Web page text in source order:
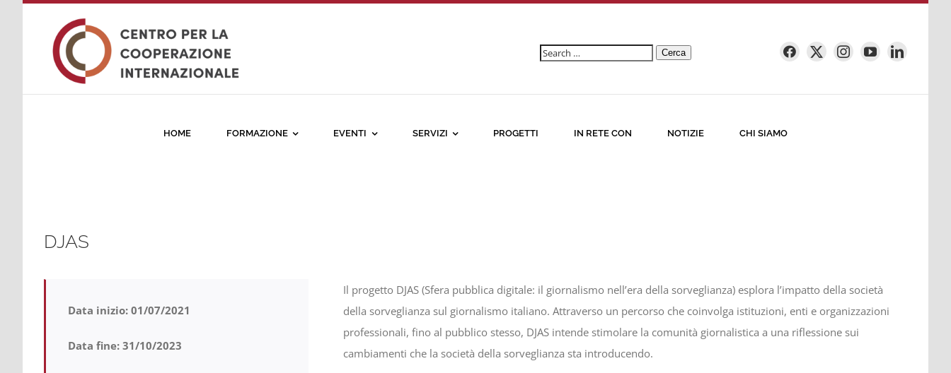
Ricerca
Cerca
HOME FORMAZIONE EVENTI SERVIZI PROGETTI IN RETE CON NOTIZIE CHI SIAMO
DJAS
Data inizio: 01/07/2021
Data fine: 31/10/2023
Il progetto DJAS (Sfera pubblica digitale: il giornalismo nell’era della sorveglianza) esplora l’impatto della società
della sorveglianza sul giornalismo italiano. Attraverso un percorso che coinvolga istituzioni, enti e organizzazioni
professionali, fino al pubblico stesso, DJAS intende stimolare la comunità giornalistica a una riflessione sui
cambiamenti che la società della sorveglianza sta introducendo.